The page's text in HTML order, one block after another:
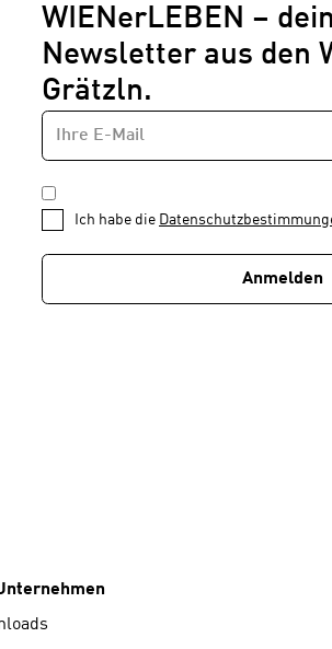
WIENerLEBEN –
Newsletter aus den
Grätzln.
Newsletter
1
von
1
E-
MAIL-
ADRESSE
DATENSCHUTZBESTIMMUNGEN
*
Ich habe die
Anmelden